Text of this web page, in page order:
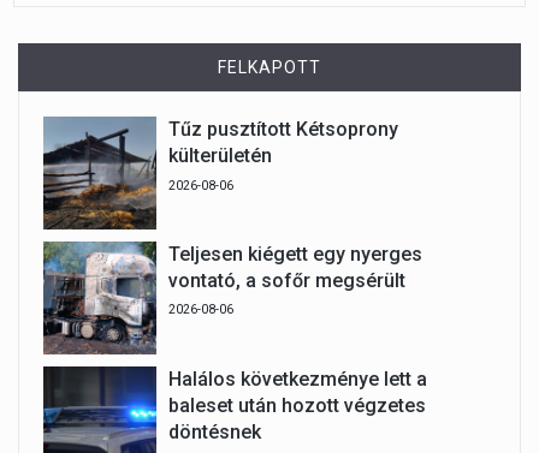
FELKAPOTT
Tűz pusztított Kétsoprony
külterületén
2026-08-06
Teljesen kiégett egy nyerges
vontató, a sofőr megsérült
2026-08-06
Halálos következménye lett a
baleset után hozott végzetes
döntésnek